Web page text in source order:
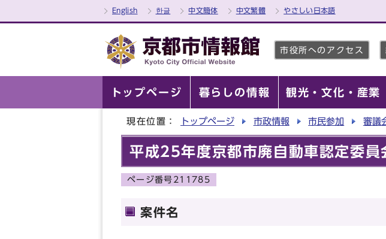
English 한글 中文簡体 中文繁體 やさしい日本語
市役所へのアクセス
トップページ 暮らしの情報 観光・文化・産業
現在位置： トップページ 市政情報 市民参加 審議
平成25年度京都市廃自動車認定委員
ページ番号211785
案件名